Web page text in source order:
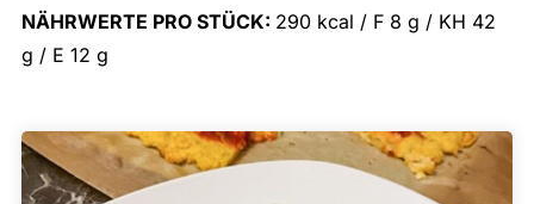
NÄHRWERTE PRO STÜCK: 290 kcal / F 8 g / KH 42
g / E 12 g